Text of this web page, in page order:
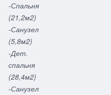
-Спальня
(21,2м2)
-Санузел
(5,8м2)
-Дет.
спальня
(28,4м2)
-Санузел